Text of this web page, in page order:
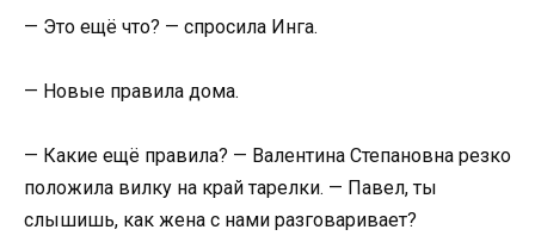
— Это ещё что? — спросила Инга.
— Новые правила дома.
— Какие ещё правила? — Валентина Степановна резко
положила вилку на край тарелки. — Павел, ты
слышишь, как жена с нами разговаривает?